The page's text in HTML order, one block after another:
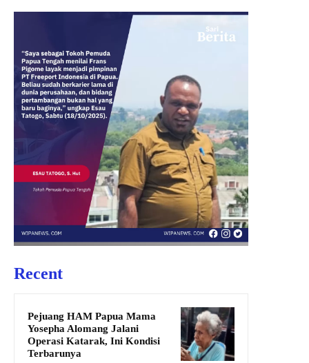
Recent
Pejuang HAM Papua Mama
Yosepha Alomang Jalani
Operasi Katarak, Ini Kondisi
Terbarunya